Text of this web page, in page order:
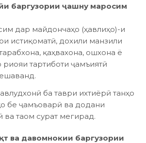
баргузории ҷашну маросим
дар майдончаҳо (ҳавлиҳо)-и
истиқоматӣ, дохили манзили
қаҳвахона, ошхона ё
риояи тартиботи ҷамъиятӣ
ба таври ихтиёрӣ танҳо
бе ҷамъоварӣ ва додани
ва таом сурат мегирад.
ва давомнокии баргузории